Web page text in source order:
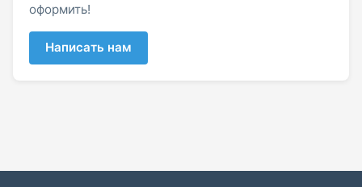
оформить!
Написать нам